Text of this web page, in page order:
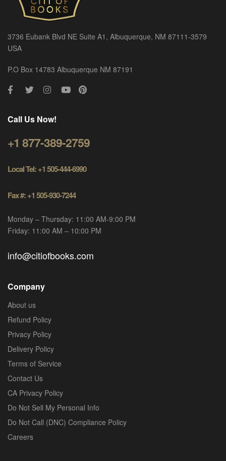
3736 Eubank Blvd NE Suite A1, Albuquerque, NM 87111-3579
USA
P.O Box 14783 Albuquerque NM 87191
Call Us Now!
+1 877-389-2759
Local Tel: +1 505-444-6990
Fax #: +1 505-930-7244
Monday – Thursday: 11:00 AM-9:00 PM
Friday: 11:00 AM – 10:00 PM
info@citiofbooks.com
Company
About us
Refund Policy
Privacy Policy
Delivery Policy
Terms of Service
Contact Us
CA Privacy Policy
Do Not Sell My Personal Info
Do Not Call (DNC) Compliance Policy
Careers